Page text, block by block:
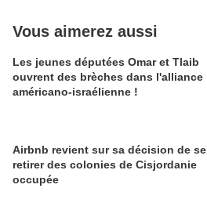
Vous aimerez aussi
Les jeunes députées Omar et Tlaib
ouvrent des brèches dans l'alliance
américano-israélienne !
Airbnb revient sur sa décision de se
retirer des colonies de Cisjordanie
occupée